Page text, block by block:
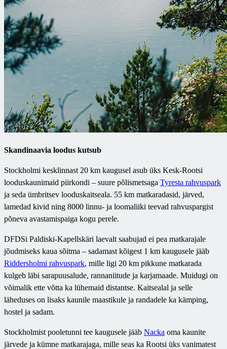
Skandinaavia loodus kutsub
Stockholmi kesklinnast 20 km kaugusel asub üks Kesk-Rootsi
looduskaunimaid piirkondi – suure põlismetsaga Tyresta rahvuspark
ja seda ümbritsev looduskaitseala. 55 km matkaradasid, järved,
lamedad kivid ning 8000 linnu- ja loomaliiki teevad rahvuspargist
põneva avastamispaiga kogu perele.
DFDSi Paldiski-Kapellskäri laevalt saabujad ei pea matkarajale
jõudmiseks kaua sõitma – sadamast kõigest 1 km kaugusele jääb
Riddersholmi rahvuspark, mille ligi 20 km pikkune matkarada
kulgeb läbi sarapuusalude, rannaniitude ja karjamaade. Muidugi on
võimalik ette võtta ka lühemaid distantse. Kaitsealal ja selle
läheduses on lisaks kaunile maastikule ja randadele ka kämping,
hostel ja sadam.
Stockholmist pooletunni tee kaugusele jääb Nacka oma kaunite
järvede ja kümne matkarajaga, mille seas ka Rootsi üks vanimatest